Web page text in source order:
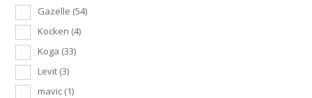
Gazelle (54)
Kocken (4)
Koga (33)
Levit (3)
mavic (1)